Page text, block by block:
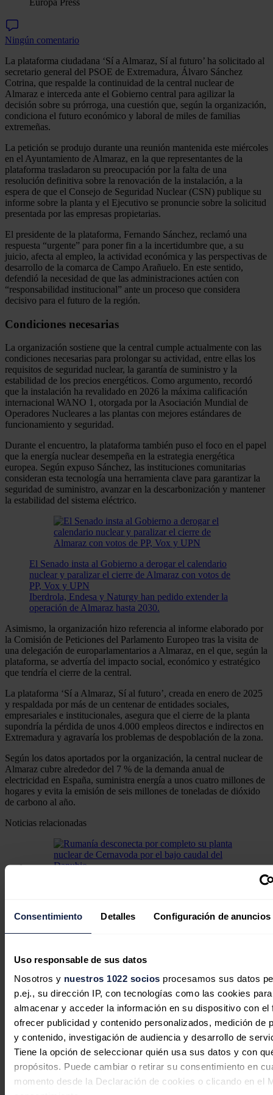
Consentimiento Detalles Configuración de anuncios
Uso responsable de sus datos
Nosotros y nuestros 1022 socios procesamos sus datos
p.ej., su dirección IP, con tecnologías como las cookies para
almacenar y acceder la información en su dispositivo con el
ofrecer publicidad y contenido personalizados, medición de
y contenido, investigación de audiencia y desarrollo de
Tiene la opción de seleccionar quién usa sus datos y con
propósitos. Puede cambiar o retirar su consentimiento en
momento desde la Declaración de cookies o clicando en el
Ningún comentario
La plataforma ciudadana ‘Sí a Almaraz, Sí al futuro’ ha solicitado al
secretario general del PSOE de Extremadura, Álvaro Sánchez
Cotrina, que respalde la continuidad de la central nuclear de
Almaraz e interceda ante el Gobierno central para agilizar la
decisión sobre su prórroga, una cuestión que, según la organización,
condiciona el futuro económico y laboral de miles de familias
extremeñas.
La petición se produjo durante una reunión mantenida este miércoles
en el Ayuntamiento de Almaraz, en la que representantes de la
plataforma trasladaron su preocupación por la falta de una
resolución definitiva sobre la renovación de la instalación, a la
espera de que el Consejo de Seguridad Nuclear (CSN) publique su
informe sobre la planta y el Ejecutivo se pronuncie sobre la solicitud
presentada por las empresas propietarias.
El presidente de la plataforma, Fernando Sánchez, reclamó una
respuesta “urgente” para poner fin a la incertidumbre que, a su
juicio, afecta al empleo, la actividad económica y las perspectivas de
desarrollo de la comarca de Campo Arañuelo. En este sentido,
defendió la necesidad de que las administraciones actúen con
“responsabilidad institucional” ante un proceso que considera
decisivo para el futuro de la región.
Condiciones necesarias
La organización sostiene que la central cumple actualmente con las
condiciones necesarias para prolongar su actividad, entre ellas los
requisitos de seguridad nuclear, la garantía de suministro y la
estabilidad de los precios energéticos. Como argumento, recordó
que la instalación ha revalidado en 2026 la máxima calificación
internacional WANO 1, otorgada por la Asociación Mundial de
Operadores Nucleares a las plantas con mejores estándares de
funcionamiento y seguridad.
Durante el encuentro, la plataforma también puso el foco en el papel
que la energía nuclear desempeña en la estrategia energética
europea. Según expuso Sánchez, las instituciones comunitarias
consideran esta tecnología una herramienta clave para garantizar la
seguridad de suministro, avanzar en la descarbonización y mantener
la estabilidad del sistema eléctrico.
El Senado insta al Gobierno a derogar el calendario
nuclear y paralizar el cierre de Almaraz con votos de
PP, Vox y UPN
Iberdrola, Endesa y Naturgy han pedido extender la
operación de Almaraz hasta 2030.
Asimismo, la organización hizo referencia al informe elaborado por
la Comisión de Peticiones del Parlamento Europeo tras la visita de
una delegación de europarlamentarios a Almaraz, en el que, según la
plataforma, se advertía del impacto social, económico y estratégico
que tendría el cierre de la central.
La plataforma ‘Sí a Almaraz, Sí al futuro’, creada en enero de 2025
y respaldada por más de un centenar de entidades sociales,
empresariales e institucionales, asegura que el cierre de la planta
supondría la pérdida de unos 4.000 empleos directos e indirectos en
Extremadura y agravaría los problemas de despoblación de la zona.
Según los datos aportados por la organización, la central nuclear de
Almaraz cubre alrededor del 7 % de la demanda anual de
electricidad en España, suministra energía a unos cuatro millones de
hogares y evita la emisión de seis millones de toneladas de dióxido
de carbono al año.
Noticias relacionadas
bajo caudal del Danubio
Rumanía desconectará un reactor
nuclear por la sequía y el bajo nivel
del Río Danubio
Redacción28/07/2026